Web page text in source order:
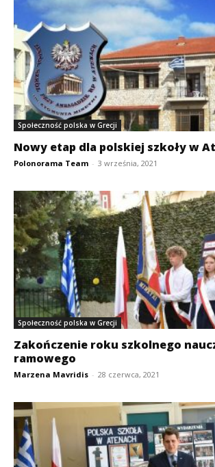
Społeczność polska w Grecji
Nowy etap dla polskiej szkoły w
Polonorama Team - 3 września, 2021
Społeczność polska w Grecji
Zakończenie roku szkolnego
ramowego
Marzena Mavridis - 28 czerwca, 2021